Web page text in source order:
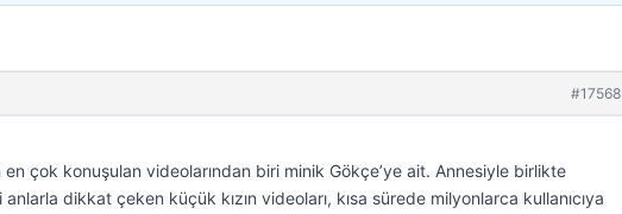
#17568
çok konuşulan videolarından biri minik Gökçe’ye ait. Annesiyle birlikte
dikkat çeken küçük kızın videoları, kısa sürede milyonlarca kullanıcıya